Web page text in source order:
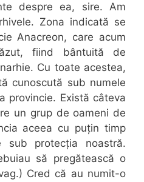
despre ea, sire. Am
Zona indicată se
Anacreon, care acum
fiind bântuită de
Cu toate acestea,
cunoscută sub numele
provincie. Există câteva
un grup de oameni de
aceea cu puțin timp
protecția noastră.
să pregătească o
Cred că au numit-o